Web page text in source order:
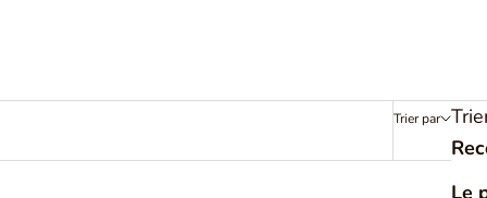
Filtrer
Trier par
Le